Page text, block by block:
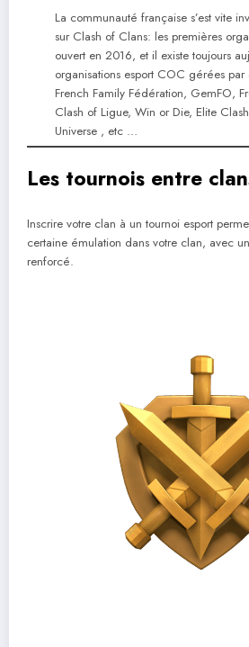
La communauté française s’est vite
sur Clash of Clans: les premières
ouvert en 2016, et il existe toujours
organisations esport COC gérées par
French Family Fédération, GemFO,
Clash of Ligue, Win or Die, Elite
Universe , etc …
Les tournois entre
Inscrire votre clan à un tournoi esport
certaine émulation dans votre clan, avec
renforcé.